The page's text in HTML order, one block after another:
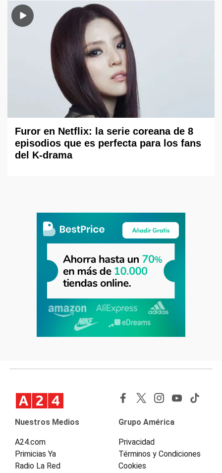
Furor en Netflix: la serie coreana de 8
episodios que es perfecta para los fans
del K-drama
Nuestros Medios
A24.com
Primicias Ya
Radio La Red
Grupo América
Privacidad
Términos y Condiciones
Cookies